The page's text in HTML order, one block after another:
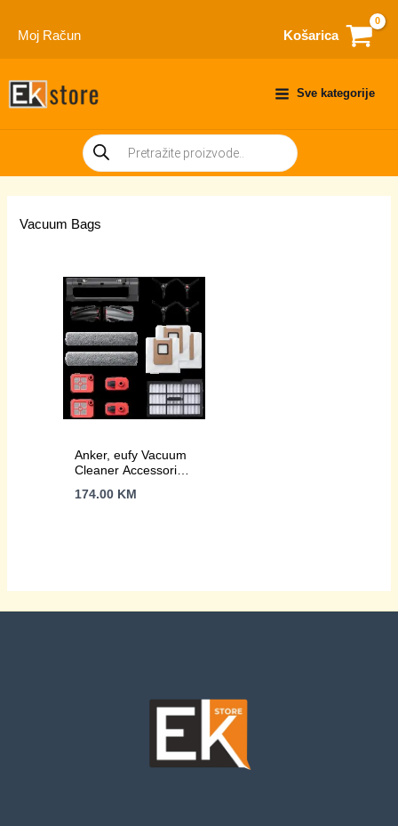
Moj Račun Košarica
Sve kategorije
Products
search
Vacuum Bags
Anker, eufy Vacuum
Cleaner Accessories
E25 MixedColor
174.00 KM